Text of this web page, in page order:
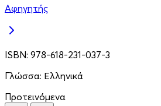
Αφηγητής
ISBN: 978-618-231-037-3
Γλώσσα: Ελληνικά
Προτεινόμενα